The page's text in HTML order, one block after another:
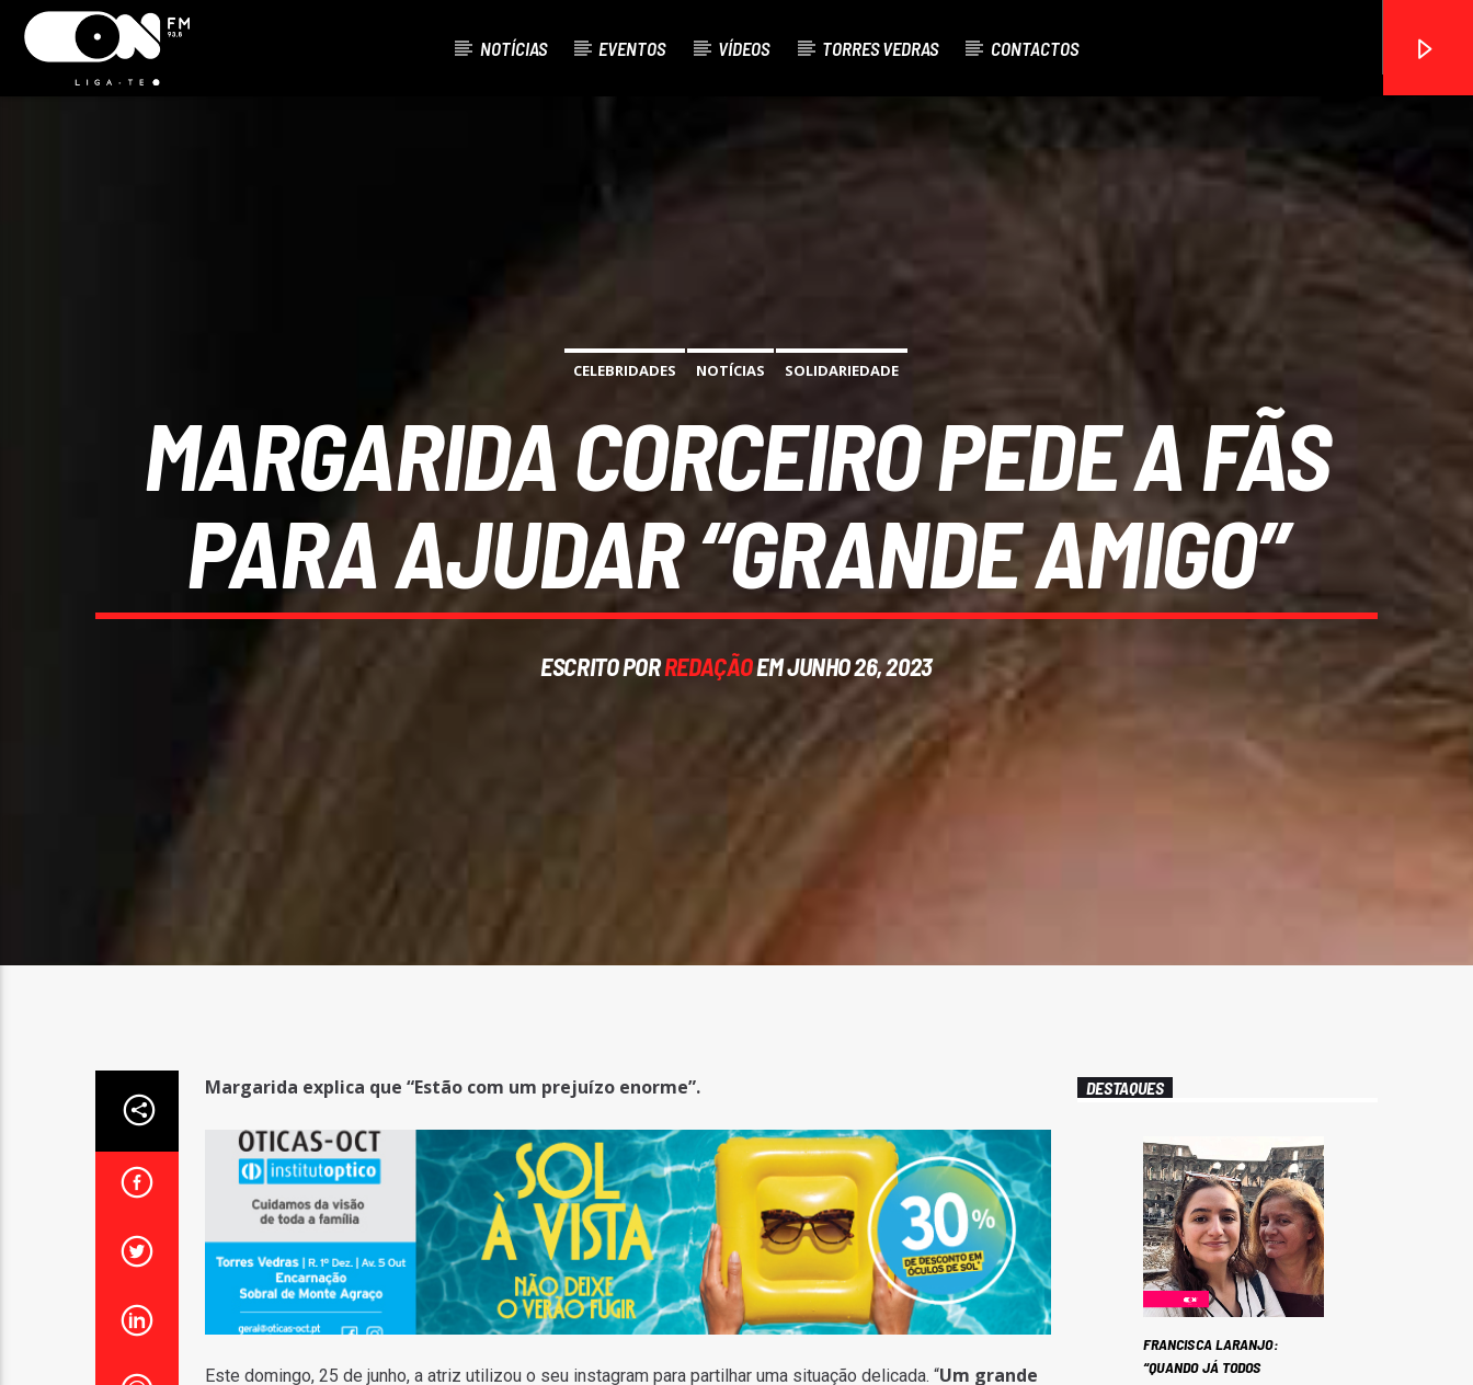
NOTÍCIAS EVENTOS VÍDEOS TORRES VEDRAS CONTACTOS
CELEBRIDADES NOTÍCIAS SOLIDARIEDADE
MARGARIDA CORCEIRO PEDE A FÃS
PARA AJUDAR “GRANDE AMIGO”
ESCRITO PORREDAÇÃOEM JUNHO 26, 2023
Margarida explica que “Estão com um prejuízo enorme”.
Este domingo, 25 de junho, a atriz utilizou o seu instagram para partilhar uma situação delicada. “Um grande
DESTAQUES
FRANCISCA LARANJO:
“QUANDO JÁ TODOS